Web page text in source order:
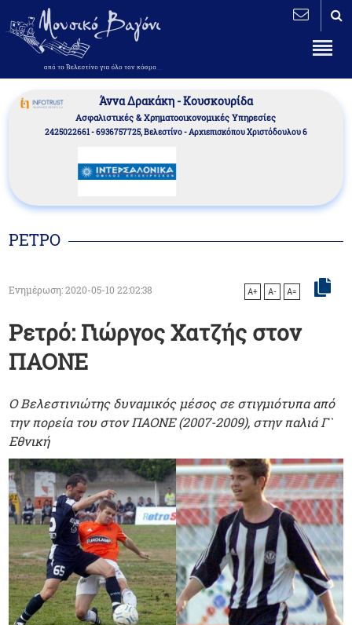
Άννα Δρακάκη - Κουσκουρίδα
Aσφαλιστικές & Χρηματοοικονομικές Υπηρεσίες
2425022661 - 6936757725, Βελεστίνο - Αρχιεπισκόπου Χριστόδουλου 6
ΡΕΤΡΟ
Ενημέρωση: 2020-05-10 22:02:38 A+ A- A=
Ρετρό: Γιώργος Χατζής στον
ΠΑΟΝΕ
Ο Βελεστινιώτης δυναμικός μέσος σε στιγμιότυπα από
την πορεία του στον ΠΑΟΝΕ (2007-2009), στην παλιά Γ`
Εθνική